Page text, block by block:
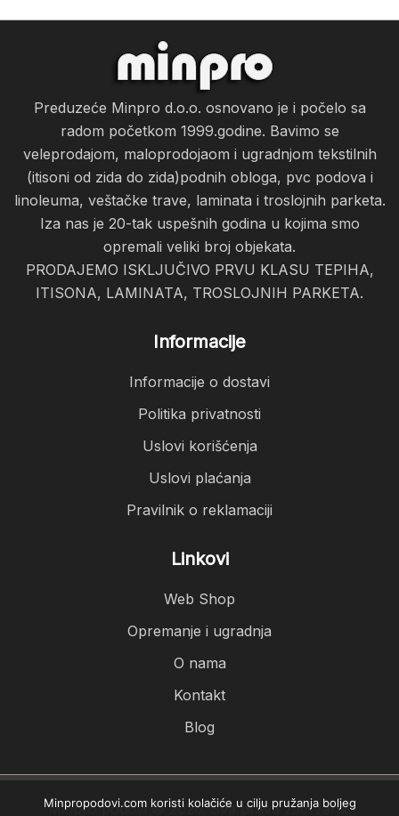
Preduzeće Minpro d.o.o. osnovano je i počelo sa
radom početkom 1999.godine. Bavimo se
veleprodajom, maloprodojaom i ugradnjom tekstilnih
(itisoni od zida do zida)podnih obloga, pvc podova i
linoleuma, veštačke trave, laminata i troslojnih parketa.
Iza nas je 20-tak uspešnih godina u kojima smo
opremali veliki broj objekata.
PRODAJEMO ISKLJUČIVO PRVU KLASU TEPIHA,
ITISONA, LAMINATA, TROSLOJNIH PARKETA.
Informacije
Informacije o dostavi
Politika privatnosti
Uslovi korišćenja
Uslovi plaćanja
Pravilnik o reklamaciji
Linkovi
Web Shop
Opremanje i ugradnja
O nama
Kontakt
Blog
Minpro podovi © 2026. Sva prava zadržana.
Minpropodovi.com koristi kolačiće u cilju pružanja boljeg